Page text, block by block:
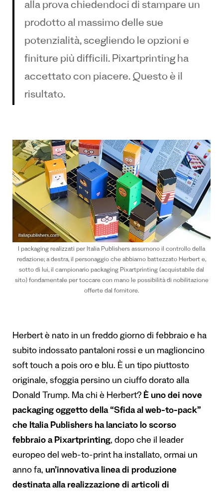
alla prova chiedendoci di stampare un
prodotto al massimo delle sue
potenzialità, scegliendo le opzioni e
finiture più difficili. Pixartprinting ha
accettato con piacere. Questo è il
risultato.
I packaging realizzati per Italia Publishers assumono il controllo della
redazione; a destra, il personaggio che abbiamo battezzato Herbert e,
sotto di lui, il campionario packaging Pixartprinting (acquistabile dal
sito) fondamentale per toccare con mano le possibilità di nobilitazione
offerte dal fornitore.
Herbert è nato in un freddo giorno di febbraio e ha
subito indossato pantaloni rossi e un maglioncino
soft touch a pois oro e blu. È un tipo piuttosto
originale, sfoggia persino un ciuffo dorato alla
Donald Trump. Ma chi è Herbert? È uno dei nove
packaging oggetto della “Sfida al web-to-pack”
che Italia Publishers ha lanciato lo scorso
febbraio a Pixartprinting, dopo che il leader
europeo del web-to-print ha installato, ormai un
anno fa, un’innovativa linea di produzione
destinata alla realizzazione di articoli di